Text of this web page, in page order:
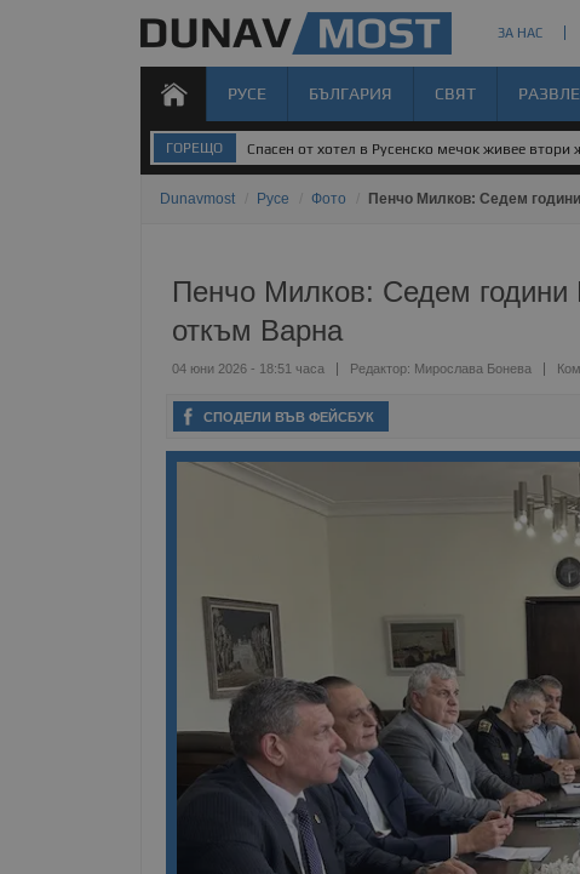
ЗА НАС
РУСЕ БЪЛГАРИЯ СВЯТ
ГОРЕЩО Спасен от хотел в Русенско мечок живее втори
Dunavmost Русе Фото Пенчо Милков: Седем
Пенчо Милков: Седем години
откъм Варна
04 юни 2026 - 18:51 часа Редактор: Мирослава Бонева
СПОДЕЛИ ВЪВ ФЕЙСБУК